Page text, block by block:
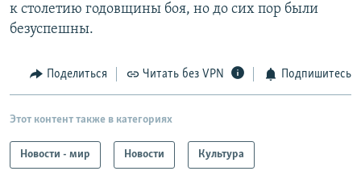
к столетию годовщины боя, но до сих пор были
безуспешны.
Поделиться Читать без VPN Подпишитесь
Этот контент также в категориях
Новости - мир Новости Культура